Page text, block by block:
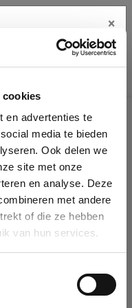
cookies
en advertenties te
media te bieden
Ook delen we
site met onze
en analyse. Deze
met andere
of die ze hebben
van hun services.
details
database, you can create
×
cette erreur à votre